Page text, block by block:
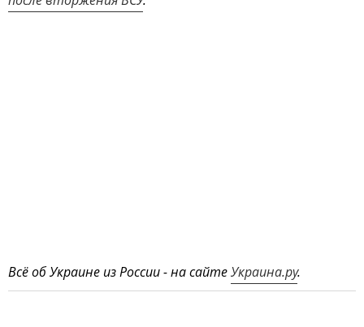
Всё об Украине из России - на сайтеУкраина.ру.